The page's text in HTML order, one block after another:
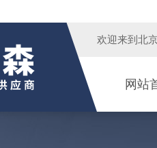
欢迎来到 北
网站